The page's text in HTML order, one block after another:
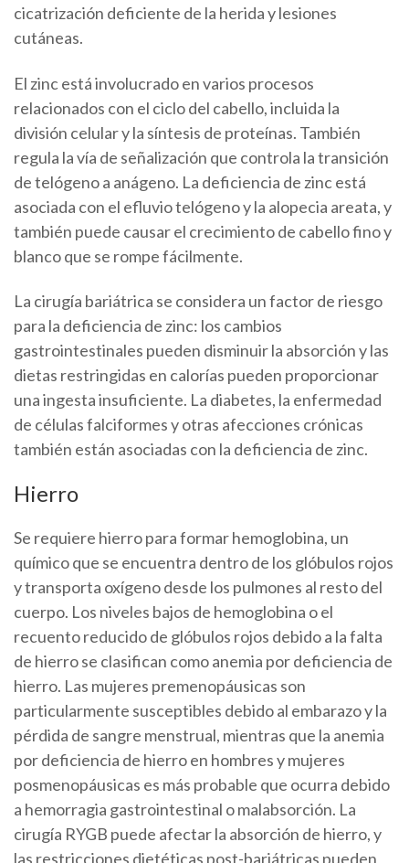
cicatrización deficiente de la herida y lesiones
cutáneas.
El zinc está involucrado en varios procesos
relacionados con el ciclo del cabello, incluida la
división celular y la síntesis de proteínas. También
regula la vía de señalización que controla la transición
de telógeno a anágeno. La deficiencia de zinc está
asociada con el efluvio telógeno y la alopecia areata, y
también puede causar el crecimiento de cabello fino y
blanco que se rompe fácilmente.
La cirugía bariátrica se considera un factor de riesgo
para la deficiencia de zinc: los cambios
gastrointestinales pueden disminuir la absorción y las
dietas restringidas en calorías pueden proporcionar
una ingesta insuficiente. La diabetes, la enfermedad
de células falciformes y otras afecciones crónicas
también están asociadas con la deficiencia de zinc.
Hierro
Se requiere hierro para formar hemoglobina, un
químico que se encuentra dentro de los glóbulos rojos
y transporta oxígeno desde los pulmones al resto del
cuerpo. Los niveles bajos de hemoglobina o el
recuento reducido de glóbulos rojos debido a la falta
de hierro se clasifican como anemia por deficiencia de
hierro. Las mujeres premenopáusicas son
particularmente susceptibles debido al embarazo y la
pérdida de sangre menstrual, mientras que la anemia
por deficiencia de hierro en hombres y mujeres
posmenopáusicas es más probable que ocurra debido
a hemorragia gastrointestinal o malabsorción. La
cirugía RYGB puede afectar la absorción de hierro, y
las restricciones dietéticas post-bariátricas pueden